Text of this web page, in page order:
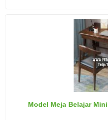
Model Meja Belajar